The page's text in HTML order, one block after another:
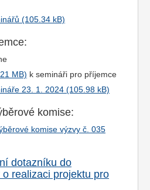
k semináři pro příjemce
23. 1. 2024
komise:
komise výzvy č. 035
dotazníku do
realizaci projektu pro